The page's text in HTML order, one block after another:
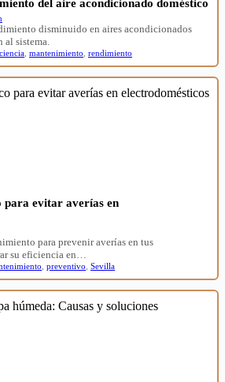
del aire acondicionado doméstico
disminuido en aires acondicionados
al sistema.
mantenimiento rendimiento
para evitar averías en
para prevenir averías en tus
su eficiencia en…
preventivo Sevilla